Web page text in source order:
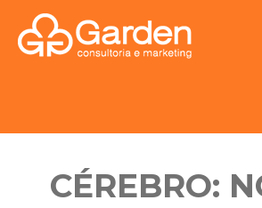
CÉREBRO: